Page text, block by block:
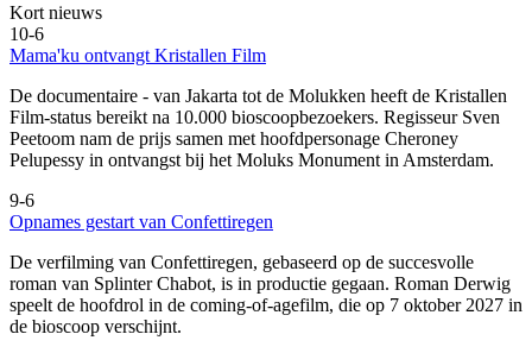
Kort nieuws
10-6
Mama'ku ontvangt Kristallen Film
De documentaire - van Jakarta tot de Molukken heeft de Kristallen
Film-status bereikt na 10.000 bioscoopbezoekers. Regisseur Sven
Peetoom nam de prijs samen met hoofdpersonage Cheroney
Pelupessy in ontvangst bij het Moluks Monument in Amsterdam.
9-6
Opnames gestart van Confettiregen
De verfilming van Confettiregen, gebaseerd op de succesvolle
roman van Splinter Chabot, is in productie gegaan. Roman Derwig
speelt de hoofdrol in de coming-of-agefilm, die op 7 oktober 2027 in
de bioscoop verschijnt.